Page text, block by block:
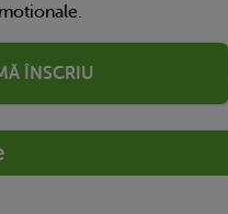
ÎNSCRIU